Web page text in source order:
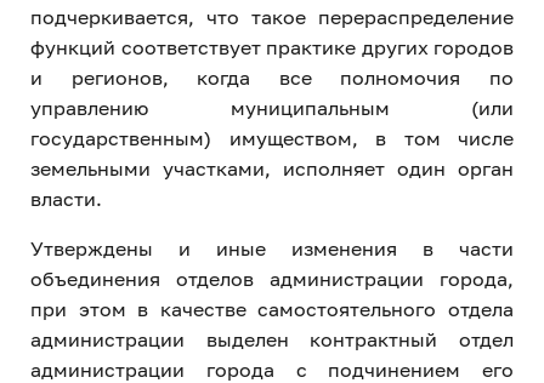
подчеркивается, что такое перераспределение
функций соответствует практике других городов
и регионов, когда все полномочия по
управлению муниципальным (или
государственным) имуществом, в том числе
земельными участками, исполняет один орган
власти.
Утверждены и иные изменения в части
объединения отделов администрации города,
при этом в качестве самостоятельного отдела
администрации выделен контрактный отдел
администрации города с подчинением его